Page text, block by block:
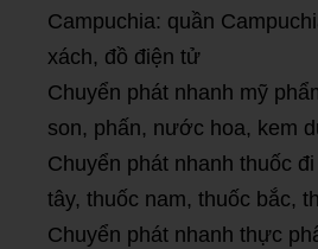
Campuchia: quần
xách, đồ điện tử
Chuyển phát nhanh mỹ
son, phấn, nước hoa, kem
Chuyển phát nhanh thuốc
tây, thuốc nam, thuốc bắc,
Chuyển phát nhanh thực